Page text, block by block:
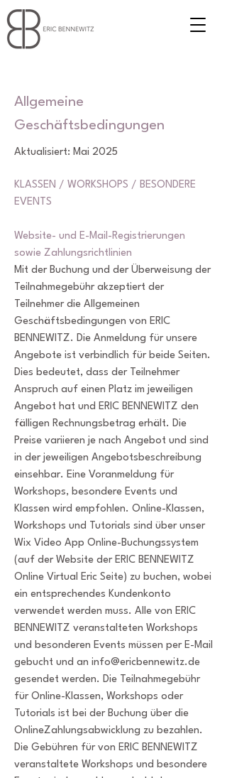
Allgemeine
Geschäftsbedingungen
Aktualisiert: Mai 2025
KLASSEN / WORKSHOPS / BESONDERE
EVENTS
Website- und E-Mail-Registrierungen
sowie Zahlungsrichtlinien
Mit der Buchung und der Überweisung der
Teilnahmegebühr akzeptiert der
Teilnehmer die Allgemeinen
Geschäftsbedingungen von ERIC
BENNEWITZ. Die Anmeldung für unsere
Angebote ist verbindlich für beide Seiten.
Dies bedeutet, dass der Teilnehmer
Anspruch auf einen Platz im jeweiligen
Angebot hat und ERIC BENNEWITZ den
fälligen Rechnungsbetrag erhält. Die
Preise variieren je nach Angebot und sind
in der jeweiligen Angebotsbeschreibung
einsehbar. Eine Voranmeldung für
Workshops, besondere Events und
Klassen wird empfohlen. Online-Klassen,
Workshops und Tutorials sind über unser
Wix Video App Online-Buchungssystem
(auf der Website der ERIC BENNEWITZ
Online Virtual Eric Seite) zu buchen, wobei
ein entsprechendes Kundenkonto
verwendet werden muss. Alle von ERIC
BENNEWITZ veranstalteten Workshops
und besonderen Events müssen per E-Mail
gebucht und an info@ericbennewitz.de
gesendet werden. Die Teilnahmegebühr
für Online-Klassen, Workshops oder
Tutorials ist bei der Buchung über die
OnlineZahlungsabwicklung zu bezahlen.
Die Gebühren für von ERIC BENNEWITZ
veranstaltete Workshops und besondere